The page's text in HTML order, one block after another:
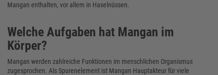
Mangan enthalten, vor allem in Haselnüssen.
Welche Aufgaben hat Mangan im
Körper?
Mangan werden zahlreiche Funktionen im menschlichen Organismus
zugesprochen. Als Spurenelement ist Mangan Hauptakteur für viele